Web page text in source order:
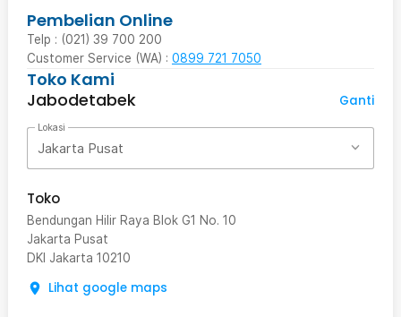
Pembelian Online
Telp : (021) 39 700 200
Customer Service (WA) : 0899 721 7050
Toko Kami
Jabodetabek
Ganti
Lokasi
Jakarta Pusat
Toko
Bendungan Hilir Raya Blok G1 No. 10
Jakarta Pusat
DKI Jakarta 10210
Lihat google maps